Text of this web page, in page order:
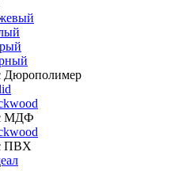
Дюрополимер
МДФ
ПВХ